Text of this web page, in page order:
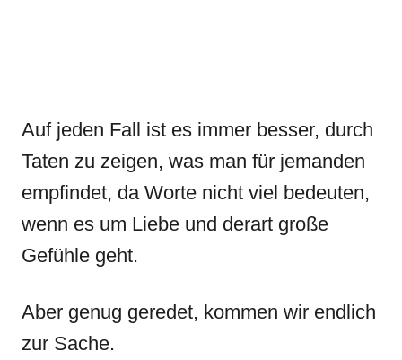
Auf jeden Fall ist es immer besser, durch
Taten zu zeigen, was man für jemanden
empfindet, da Worte nicht viel bedeuten,
wenn es um Liebe und derart große
Gefühle geht.
Aber genug geredet, kommen wir endlich
zur Sache.